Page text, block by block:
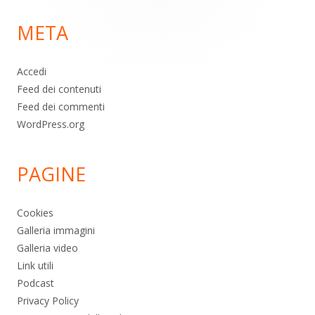
pagina
META
Accedi
Feed dei contenuti
Feed dei commenti
WordPress.org
PAGINE
Cookies
Galleria immagini
Galleria video
Link utili
Podcast
Privacy Policy